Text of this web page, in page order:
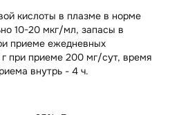
кислоты в плазме в норме
10-20 мкг/мл, запасы в
приеме ежедневных
при приеме 200 мг/сут, время
внутрь - 4 ч.